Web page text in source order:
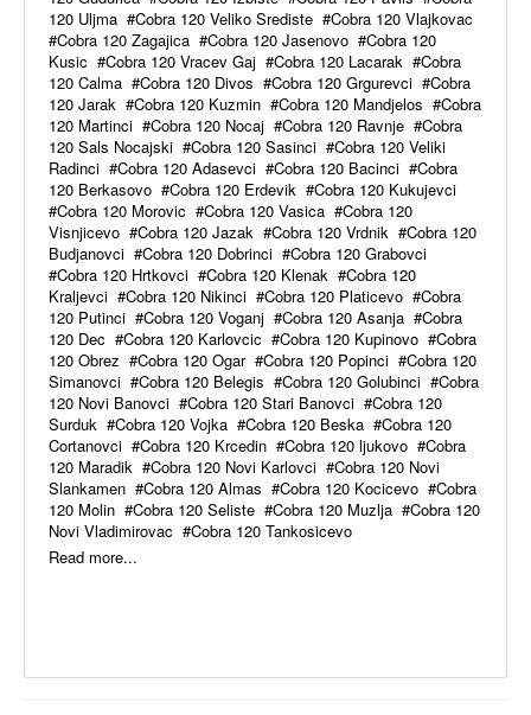
120 Uljma
Cobra 120 Veliko Srediste
Cobra 120 Vlajkovac
Cobra 120 Zagajica
Cobra 120 Jasenovo
Cobra 120
Kusic
Cobra 120 Vracev Gaj Cobra 120 Lacarak
Cobra
120 Calma
Cobra 120 Divos Cobra 120 Grgurevci
Cobra
120 Jarak
Cobra 120 Kuzmin Cobra 120 Mandjelos
Cobra
120 Martinci
Cobra 120 Nocaj Cobra 120 Ravnje
Cobra
120 Sals Nocajski
Cobra 120 Sasinci
Cobra 120 Veliki
Radinci
Cobra 120 Adasevci Cobra 120 Bacinci
Cobra
120 Berkasovo
Cobra 120 Erdevik
Cobra 120 Kukujevci
Cobra 120 Morovic
Cobra 120 Vasica
Cobra 120
Visnjicevo
Cobra 120 Jazak Cobra 120 Vrdnik
Cobra 120
Budjanovci
Cobra 120 Dobrinci
Cobra 120 Grabovci
Cobra 120 Hrtkovci
Cobra 120 Klenak
Cobra 120
Kraljevci
Cobra 120 Nikinci Cobra 120 Platicevo
Cobra
120 Putinci
Cobra 120 Voganj Cobra 120 Asanja
Cobra
120 Dec
Cobra 120 Karlovcic Cobra 120 Kupinovo
Cobra
120 Obrez
Cobra 120 Ogar Cobra 120 Popinci
Cobra 120
Simanovci
Cobra 120 Belegis Cobra 120 Golubinci
Cobra
120 Novi Banovci
Cobra 120 Stari Banovci
Cobra 120
Surduk
Cobra 120 Vojka Cobra 120 Beska
Cobra 120
Cortanovci
Cobra 120 Krcedin Cobra 120 ljukovo
Cobra
120 Maradik
Cobra 120 Novi Karlovci
Cobra 120 Novi
Slankamen
Cobra 120 Almas Cobra 120 Kocicevo
Cobra
120 Molin
Cobra 120 Seliste Cobra 120 Muzlja
Cobra 120
Novi Vladimirovac
Cobra 120 Tankosicevo
Read more...